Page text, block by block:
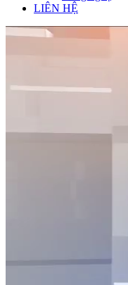
LIÊN HỆ